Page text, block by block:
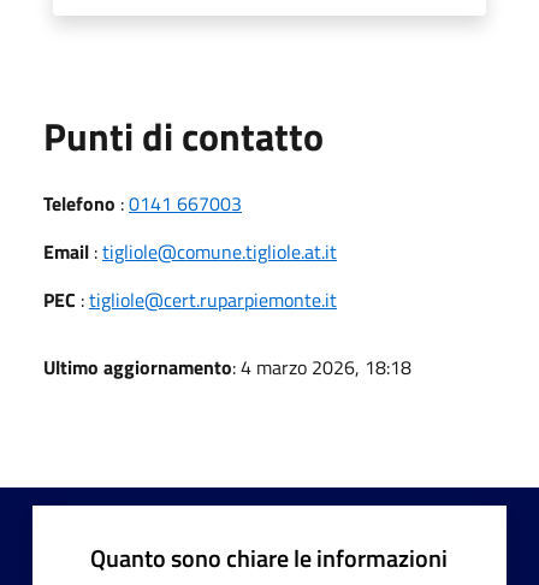
Punti di contatto
Telefono :0141 667003
Email :tigliole@comune.tigliole.at.it
PEC :tigliole@cert.ruparpiemonte.it
Ultimo aggiornamento: 4 marzo 2026, 18:18
Quanto sono chiare le informazioni